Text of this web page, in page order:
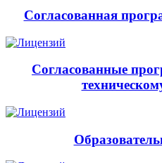
Согласованная
Согласованные